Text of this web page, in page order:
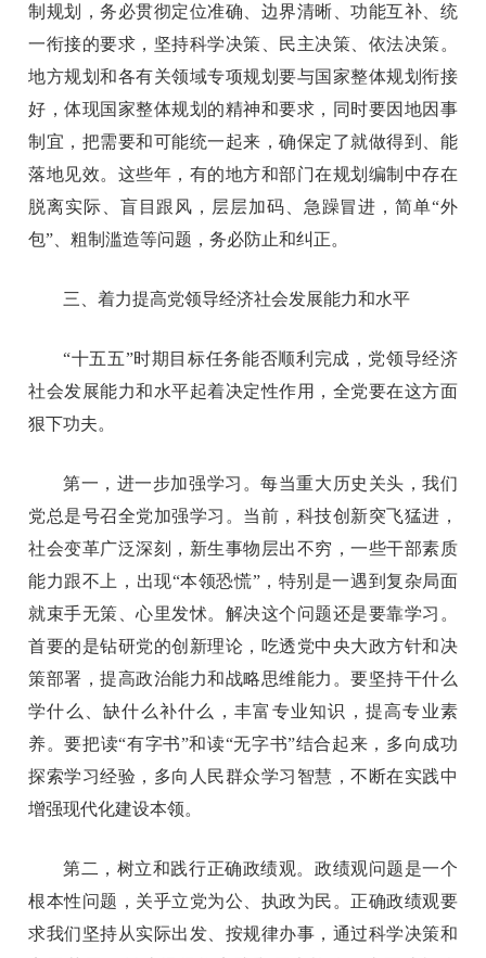
制规划，务必贯彻定位准确、边界清晰、功能互补、统
一衔接的要求，坚持科学决策、民主决策、依法决策。
地方规划和各有关领域专项规划要与国家整体规划衔接
好，体现国家整体规划的精神和要求，同时要因地因事
制宜，把需要和可能统一起来，确保定了就做得到、能
落地见效。这些年，有的地方和部门在规划编制中存在
脱离实际、盲目跟风，层层加码、急躁冒进，简单“外
包”、粗制滥造等问题，务必防止和纠正。
三、着力提高党领导经济社会发展能力和水平
“十五五”时期目标任务能否顺利完成，党领导经济
社会发展能力和水平起着决定性作用，全党要在这方面
狠下功夫。
第一，进一步加强学习。每当重大历史关头，我们
党总是号召全党加强学习。当前，科技创新突飞猛进，
社会变革广泛深刻，新生事物层出不穷，一些干部素质
能力跟不上，出现“本领恐慌”，特别是一遇到复杂局面
就束手无策、心里发怵。解决这个问题还是要靠学习。
首要的是钻研党的创新理论，吃透党中央大政方针和决
策部署，提高政治能力和战略思维能力。要坚持干什么
学什么、缺什么补什么，丰富专业知识，提高专业素
养。要把读“有字书”和读“无字书”结合起来，多向成功
探索学习经验，多向人民群众学习智慧，不断在实践中
增强现代化建设本领。
第二，树立和践行正确政绩观。政绩观问题是一个
根本性问题，关乎立党为公、执政为民。正确政绩观要
求我们坚持从实际出发、按规律办事，通过科学决策和